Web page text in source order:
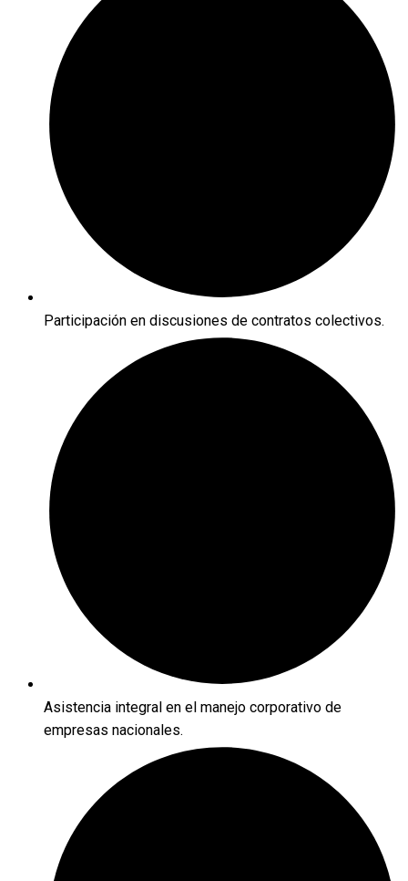
Participación en discusiones de contratos colectivos.
Asistencia integral en el manejo corporativo de
empresas nacionales.